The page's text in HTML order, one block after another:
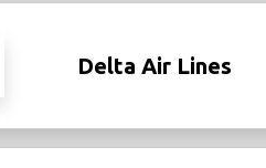
Delta Air Lines